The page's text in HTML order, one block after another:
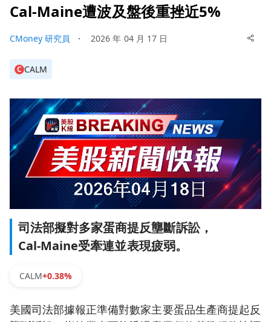
Cal‑Maine遭波及盤後重挫近5%
CMoney 研究員 ・ 2026 年 04 月 17 日
C CALM
司法部擬對多家蛋商提反壟斷訴訟，
Cal‑Maine受牽連並表現疲弱。
CALM+0.38%
美國司法部據報正準備對數家主要蛋品生產商提起反